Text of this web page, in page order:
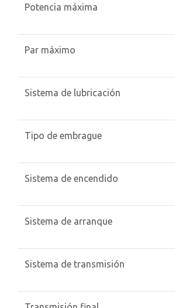
Potencia máxima
Par máximo
Sistema de lubricación
Tipo de embrague
Sistema de encendido
Sistema de arranque
Sistema de transmisión